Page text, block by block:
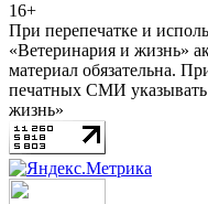
16+
При перепечатке и
«Ветеринария и жизнь»
материал обязательна.
печатных СМИ
жизнь»